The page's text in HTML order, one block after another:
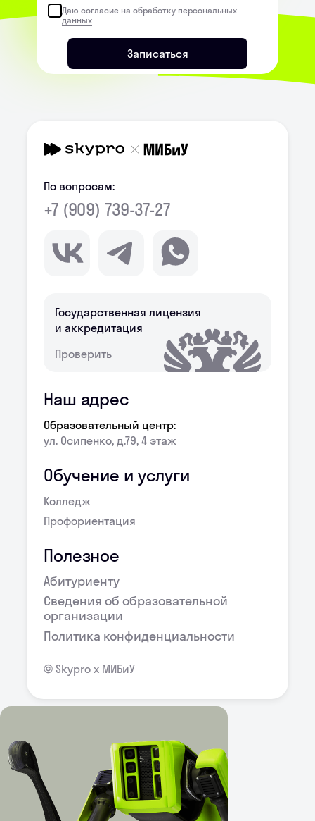
Даю согласие на обработку персональных
данных
Записаться
По вопросам:
+7 (909) 739-37-27
Государственная лицензия
и аккредитация
Проверить
Обучение и услуги
Колледж
Профориентация
Полезное
Абитуриенту
Сведения об образовательной
организации
Наш адрес
Образовательный центр:
ул. Осипенко, д.79, 4 этаж
Политика конфиденциальности
© Skypro х МИБиУ